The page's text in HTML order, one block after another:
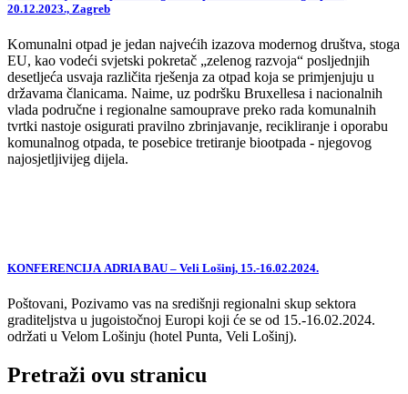
20.12.2023., Zagreb
Komunalni otpad je jedan najvećih izazova modernog društva, stoga
EU, kao vodeći svjetski pokretač „zelenog razvoja“ posljednjih
desetljeća usvaja različita rješenja za otpad koja se primjenjuju u
državama članicama. Naime, uz podršku Bruxellesa i nacionalnih
vlada područne i regionalne samouprave preko rada komunalnih
tvrtki nastoje osigurati pravilno zbrinjavanje, recikliranje i oporabu
komunalnog otpada, te posebice tretiranje biootpada - njegovog
najosjetljivijeg dijela.
KONFERENCIJA ADRIA BAU – Veli Lošinj, 15.-16.02.2024.
Poštovani, Pozivamo vas na središnji regionalni skup sektora
graditeljstva u jugoistočnoj Europi koji će se od 15.-16.02.2024.
održati u Velom Lošinju (hotel Punta, Veli Lošinj).
Pretraži ovu stranicu